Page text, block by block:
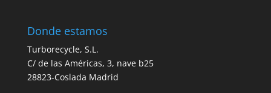
Donde estamos
Turborecycle, S.L.
C/ de las Américas, 3, nave b25
28823-Coslada Madrid